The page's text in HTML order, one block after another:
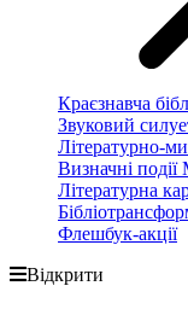
Краєзнавча
Звуковий
Літературно-
Визначні
Літературна
Флешбук-акції
Відкрити